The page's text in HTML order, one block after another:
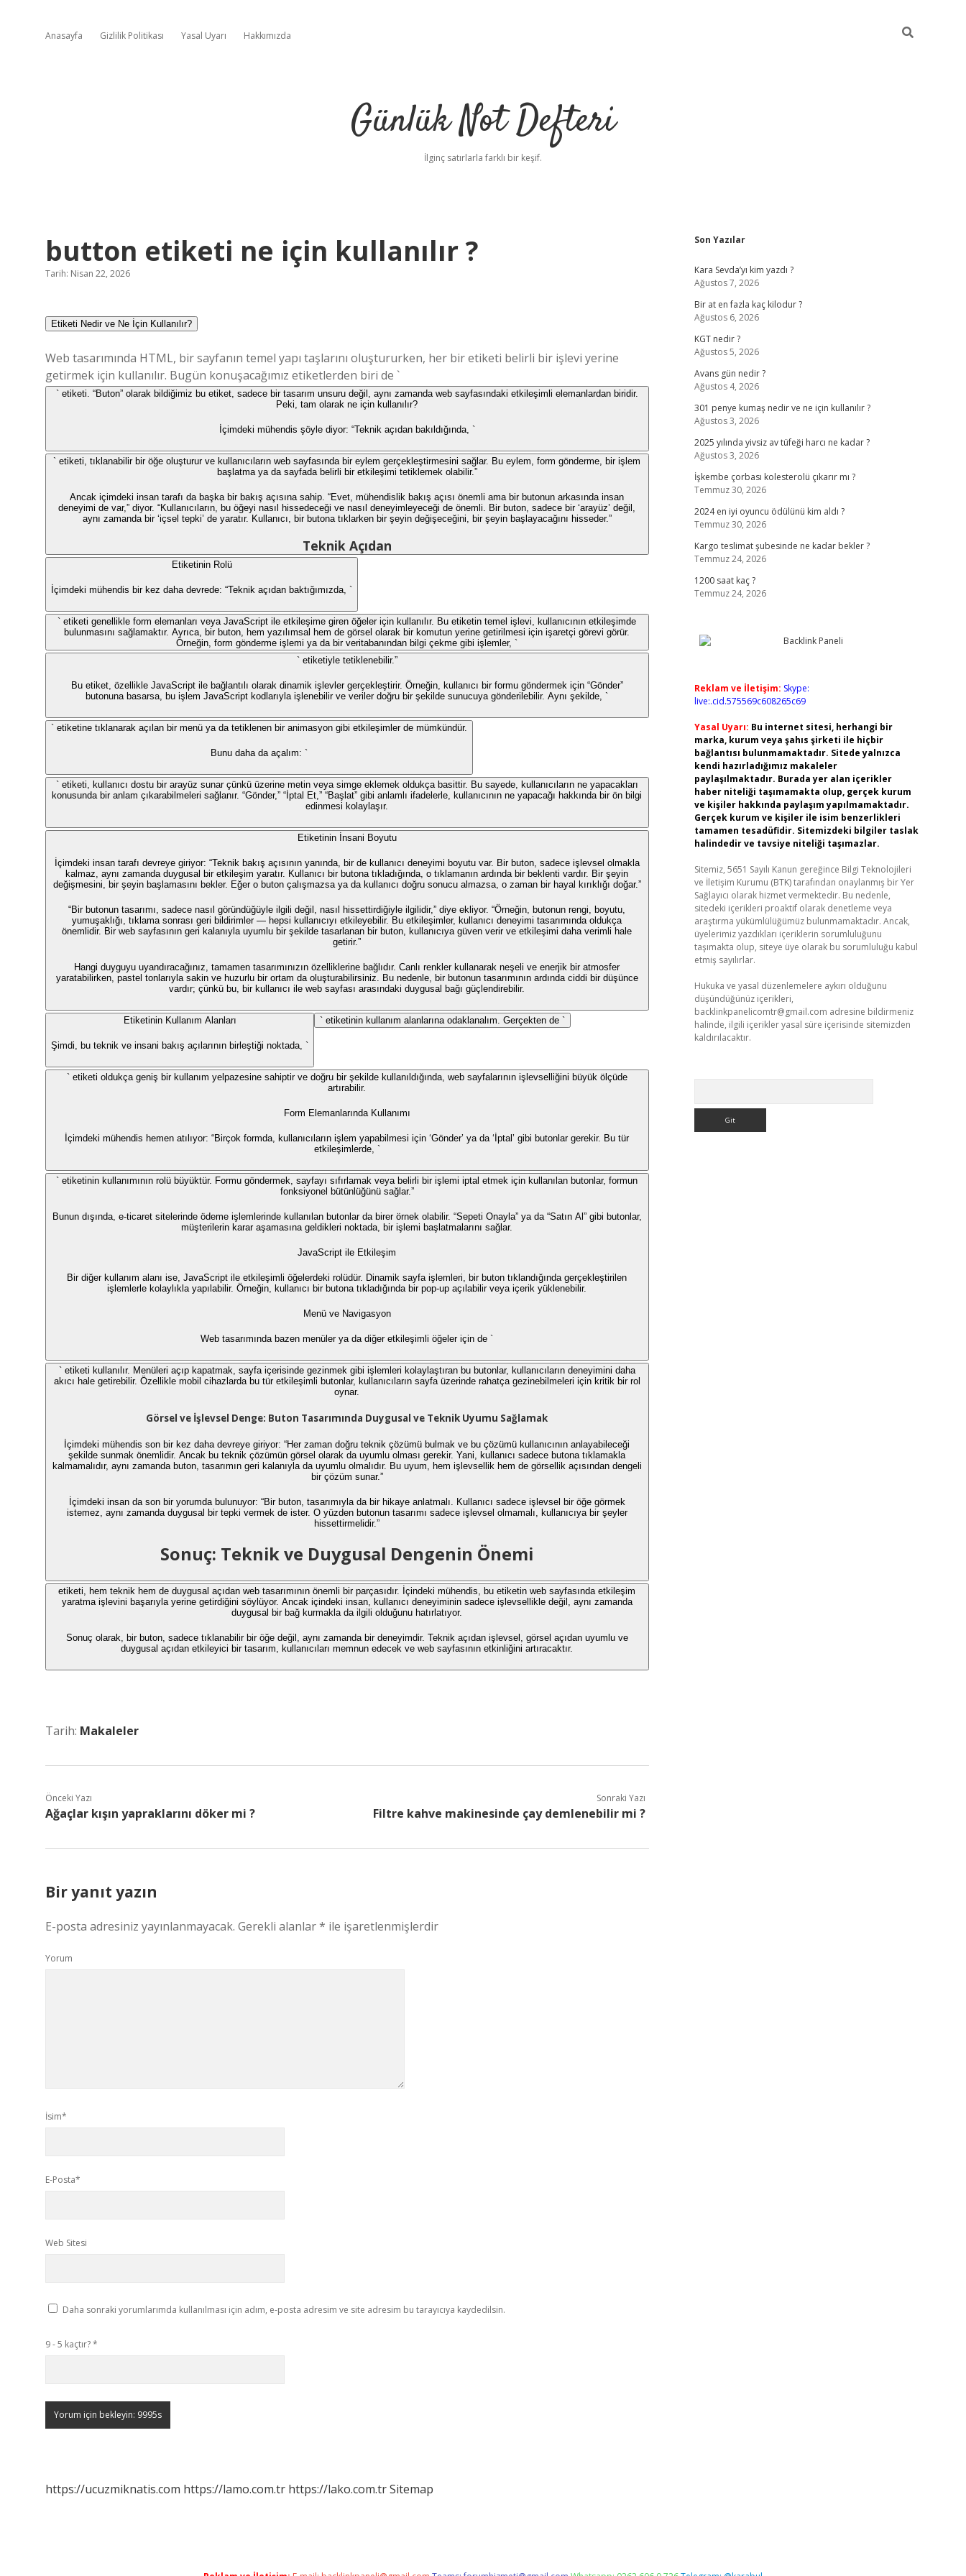
Anasayfa Gizlilik Politikası Yasal Uyarı Hakkımızda
Günlük Not Defteri
İlginç satırlarla farklı bir keşif.
button etiketi ne için kullanılır ?
Tarih: Nisan 22, 2026
Etiketi Nedir ve Ne İçin Kullanılır?
Web tasarımında HTML, bir sayfanın temel yapı taşlarını oluştururken, her bir etiketi belirli bir işlevi yerine
getirmek için kullanılır. Bugün konuşacağımız etiketlerden biri de `
` etiketi. “Buton” olarak bildiğimiz bu etiket, sadece bir tasarım unsuru değil, aynı zamanda web sayfasındaki etkileşimli elemanlardan biridir.
Peki, tam olarak ne için kullanılır?
İçimdeki mühendis şöyle diyor: “Teknik açıdan bakıldığında, `
` etiketi, tıklanabilir bir öğe oluşturur ve kullanıcıların web sayfasında bir eylem gerçekleştirmesini sağlar. Bu eylem, form gönderme, bir işlem
başlatma ya da sayfada belirli bir etkileşimi tetiklemek olabilir.”
Ancak içimdeki insan tarafı da başka bir bakış açısına sahip. “Evet, mühendislik bakış açısı önemli ama bir butonun arkasında insan
deneyimi de var,” diyor. “Kullanıcıların, bu öğeyi nasıl hissedeceği ve nasıl deneyimleyeceği de önemli. Bir buton, sadece bir ‘arayüz’ değil,
aynı zamanda bir ‘içsel tepki’ de yaratır. Kullanıcı, bir butona tıklarken bir şeyin değişeceğini, bir şeyin başlayacağını hisseder.”
Teknik Açıdan
Etiketinin Rolü
İçimdeki mühendis bir kez daha devrede: “Teknik açıdan baktığımızda, `
` etiketi genellikle form elemanları veya JavaScript ile etkileşime giren öğeler için kullanılır. Bu etiketin temel işlevi, kullanıcının etkileşimde
bulunmasını sağlamaktır. Ayrıca, bir buton, hem yazılımsal hem de görsel olarak bir komutun yerine getirilmesi için işaretçi görevi görür.
Örneğin, form gönderme işlemi ya da bir veritabanından bilgi çekme gibi işlemler, `
` etiketiyle tetiklenebilir.”
Bu etiket, özellikle JavaScript ile bağlantılı olarak dinamik işlevler gerçekleştirir. Örneğin, kullanıcı bir formu göndermek için “Gönder”
butonuna basarsa, bu işlem JavaScript kodlarıyla işlenebilir ve veriler doğru bir şekilde sunucuya gönderilebilir. Aynı şekilde, `
` etiketine tıklanarak açılan bir menü ya da tetiklenen bir animasyon gibi etkileşimler de mümkündür.
Bunu daha da açalım: `
` etiketi, kullanıcı dostu bir arayüz sunar çünkü üzerine metin veya simge eklemek oldukça basittir. Bu sayede, kullanıcıların ne yapacakları
konusunda bir anlam çıkarabilmeleri sağlanır. “Gönder,” “İptal Et,” “Başlat” gibi anlamlı ifadelerle, kullanıcının ne yapacağı hakkında bir ön bilgi
edinmesi kolaylaşır.
Etiketinin İnsani Boyutu
İçimdeki insan tarafı devreye giriyor: “Teknik bakış açısının yanında, bir de kullanıcı deneyimi boyutu var. Bir buton, sadece işlevsel olmakla
kalmaz, aynı zamanda duygusal bir etkileşim yaratır. Kullanıcı bir butona tıkladığında, o tıklamanın ardında bir beklenti vardır. Bir şeyin
değişmesini, bir şeyin başlamasını bekler. Eğer o buton çalışmazsa ya da kullanıcı doğru sonucu almazsa, o zaman bir hayal kırıklığı doğar.”
“Bir butonun tasarımı, sadece nasıl göründüğüyle ilgili değil, nasıl hissettirdiğiyle ilgilidir,” diye ekliyor. “Örneğin, butonun rengi, boyutu,
yumuşaklığı, tıklama sonrası geri bildirimler — hepsi kullanıcıyı etkileyebilir. Bu etkileşimler, kullanıcı deneyimi tasarımında oldukça
önemlidir. Bir web sayfasının geri kalanıyla uyumlu bir şekilde tasarlanan bir buton, kullanıcıya güven verir ve etkileşimi daha verimli hale
getirir.”
Hangi duyguyu uyandıracağınız, tamamen tasarımınızın özelliklerine bağlıdır. Canlı renkler kullanarak neşeli ve enerjik bir atmosfer
yaratabilirken, pastel tonlarıyla sakin ve huzurlu bir ortam da oluşturabilirsiniz. Bu nedenle, bir butonun tasarımının ardında ciddi bir düşünce
vardır; çünkü bu, bir kullanıcı ile web sayfası arasındaki duygusal bağı güçlendirebilir.
Etiketinin Kullanım Alanları
Şimdi, bu teknik ve insani bakış açılarının birleştiği noktada, `
` etiketinin kullanım alanlarına odaklanalım. Gerçekten de `
` etiketi oldukça geniş bir kullanım yelpazesine sahiptir ve doğru bir şekilde kullanıldığında, web sayfalarının işlevselliğini büyük ölçüde
artırabilir.
Form Elemanlarında Kullanımı
İçimdeki mühendis hemen atılıyor: “Birçok formda, kullanıcıların işlem yapabilmesi için ‘Gönder’ ya da ‘İptal’ gibi butonlar gerekir. Bu tür
etkileşimlerde, `
` etiketinin kullanımının rolü büyüktür. Formu göndermek, sayfayı sıfırlamak veya belirli bir işlemi iptal etmek için kullanılan butonlar, formun
fonksiyonel bütünlüğünü sağlar.”
Bunun dışında, e-ticaret sitelerinde ödeme işlemlerinde kullanılan butonlar da birer örnek olabilir. “Sepeti Onayla” ya da “Satın Al” gibi butonlar,
müşterilerin karar aşamasına geldikleri noktada, bir işlemi başlatmalarını sağlar.
JavaScript ile Etkileşim
Bir diğer kullanım alanı ise, JavaScript ile etkileşimli öğelerdeki rolüdür. Dinamik sayfa işlemleri, bir buton tıklandığında gerçekleştirilen
işlemlerle kolaylıkla yapılabilir. Örneğin, kullanıcı bir butona tıkladığında bir pop-up açılabilir veya içerik yüklenebilir.
Menü ve Navigasyon
Web tasarımında bazen menüler ya da diğer etkileşimli öğeler için de `
` etiketi kullanılır. Menüleri açıp kapatmak, sayfa içerisinde gezinmek gibi işlemleri kolaylaştıran bu butonlar, kullanıcıların deneyimini daha
akıcı hale getirebilir. Özellikle mobil cihazlarda bu tür etkileşimli butonlar, kullanıcıların sayfa üzerinde rahatça gezinebilmeleri için kritik bir rol
oynar.
Görsel ve İşlevsel Denge: Buton Tasarımında Duygusal ve Teknik Uyumu Sağlamak
İçimdeki mühendis son bir kez daha devreye giriyor: “Her zaman doğru teknik çözümü bulmak ve bu çözümü kullanıcının anlayabileceği
şekilde sunmak önemlidir. Ancak bu teknik çözümün görsel olarak da uyumlu olması gerekir. Yani, kullanıcı sadece butona tıklamakla
kalmamalıdır, aynı zamanda buton, tasarımın geri kalanıyla da uyumlu olmalıdır. Bu uyum, hem işlevsellik hem de görsellik açısından dengeli
bir çözüm sunar.”
İçimdeki insan da son bir yorumda bulunuyor: “Bir buton, tasarımıyla da bir hikaye anlatmalı. Kullanıcı sadece işlevsel bir öğe görmek
istemez, aynı zamanda duygusal bir tepki vermek de ister. O yüzden butonun tasarımı sadece işlevsel olmamalı, kullanıcıya bir şeyler
hissettirmelidir.”
Sonuç: Teknik ve Duygusal Dengenin Önemi
etiketi, hem teknik hem de duygusal açıdan web tasarımının önemli bir parçasıdır. İçindeki mühendis, bu etiketin web sayfasında etkileşim
yaratma işlevini başarıyla yerine getirdiğini söylüyor. Ancak içindeki insan, kullanıcı deneyiminin sadece işlevsellikle değil, aynı zamanda
duygusal bir bağ kurmakla da ilgili olduğunu hatırlatıyor.
Sonuç olarak, bir buton, sadece tıklanabilir bir öğe değil, aynı zamanda bir deneyimdir. Teknik açıdan işlevsel, görsel açıdan uyumlu ve
duygusal açıdan etkileyici bir tasarım, kullanıcıları memnun edecek ve web sayfasının etkinliğini artıracaktır.
Tarih: Makaleler
Önceki Yazı
Ağaçlar kışın yapraklarını döker mi ?
Sonraki Yazı
Filtre kahve makinesinde çay demlenebilir mi ?
Bir yanıt yazın
E-posta adresiniz yayınlanmayacak. Gerekli alanlar* ile işaretlenmişlerdir
Yorum
İsim*
E-Posta*
Web Sitesi
Daha sonraki yorumlarımda kullanılması için adım, e-posta adresim ve site adresim bu tarayıcıya kaydedilsin.
9 - 5 kaçtır?*
https://ucuzmiknatis.com https://lamo.com.tr https://lako.com.trSitemap
Sidebar
Son Yazılar
Kara Sevda’yı kim yazdı ?
Ağustos 7, 2026
Bir at en fazla kaç kilodur ?
Ağustos 6, 2026
KGT nedir ?
Ağustos 5, 2026
Avans gün nedir ?
Ağustos 4, 2026
301 penye kumaş nedir ve ne için kullanılır ?
Ağustos 3, 2026
2025 yılında yivsiz av tüfeği harcı ne kadar ?
Ağustos 3, 2026
İşkembe çorbası kolesterolü çıkarır mı ?
Temmuz 30, 2026
2024 en iyi oyuncu ödülünü kim aldı ?
Temmuz 30, 2026
Kargo teslimat şubesinde ne kadar bekler ?
Temmuz 24, 2026
1200 saat kaç ?
Temmuz 24, 2026
Reklam ve İletişim: Skype:
live:.cid.575569c608265c69
Yasal Uyarı: Bu internet sitesi, herhangi bir
marka, kurum veya şahıs şirketi ile hiçbir
bağlantısı bulunmamaktadır. Sitede yalnızca
kendi hazırladığımız makaleler
paylaşılmaktadır. Burada yer alan içerikler
haber niteliği taşımamakta olup, gerçek kurum
ve kişiler hakkında paylaşım yapılmamaktadır.
Gerçek kurum ve kişiler ile isim benzerlikleri
tamamen tesadüfidir. Sitemizdeki bilgiler taslak
halindedir ve tavsiye niteliği taşımazlar.
Sitemiz, 5651 Sayılı Kanun gereğince Bilgi Teknolojileri
ve İletişim Kurumu (BTK) tarafından onaylanmış bir Yer
Sağlayıcı olarak hizmet vermektedir. Bu nedenle,
sitedeki içerikleri proaktif olarak denetleme veya
araştırma yükümlülüğümüz bulunmamaktadır. Ancak,
üyelerimiz yazdıkları içeriklerin sorumluluğunu
taşımakta olup, siteye üye olarak bu sorumluluğu kabul
etmiş sayılırlar.
Hukuka ve yasal düzenlemelere aykırı olduğunu
düşündüğünüz içerikleri,
backlinkpanelicomtr@gmail.com adresine bildirmeniz
halinde, ilgili içerikler yasal süre içerisinde sitemizden
kaldırılacaktır.